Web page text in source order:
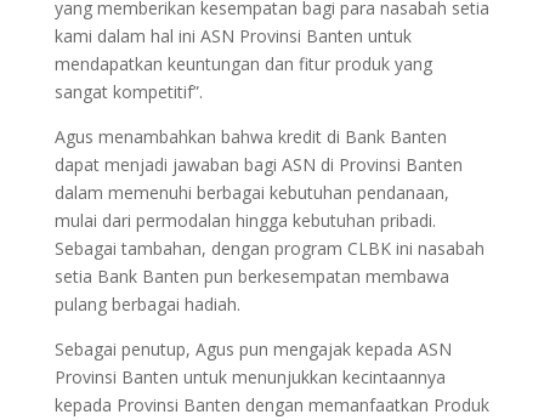
yang memberikan kesempatan bagi para nasabah setia
kami dalam hal ini ASN Provinsi Banten untuk
mendapatkan keuntungan dan fitur produk yang
sangat kompetitif”.
Agus menambahkan bahwa kredit di Bank Banten
dapat menjadi jawaban bagi ASN di Provinsi Banten
dalam memenuhi berbagai kebutuhan pendanaan,
mulai dari permodalan hingga kebutuhan pribadi.
Sebagai tambahan, dengan program CLBK ini nasabah
setia Bank Banten pun berkesempatan membawa
pulang berbagai hadiah.
Sebagai penutup, Agus pun mengajak kepada ASN
Provinsi Banten untuk menunjukkan kecintaannya
kepada Provinsi Banten dengan memanfaatkan Produk